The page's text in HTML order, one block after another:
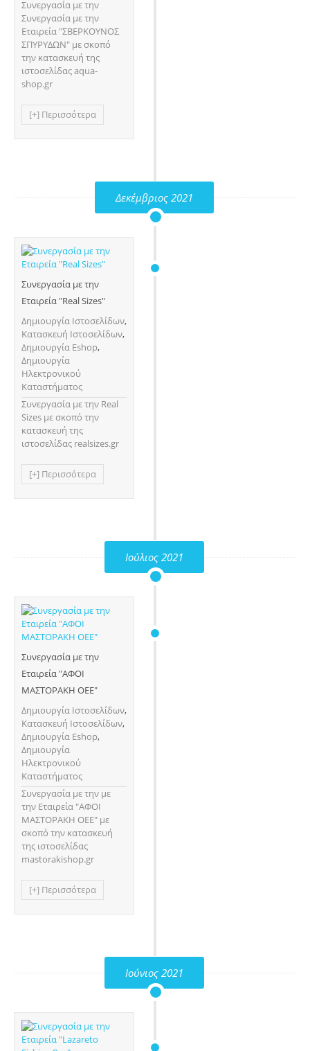
Συνεργασία με την
Συνεργασία με την
Εταιρεία "ΣΒΕΡΚΟΥΝΟΣ
ΣΠΥΡΥΔΩΝ" με σκοπό
την κατασκευή της
ιστοσελίδας aqua-
shop.gr
[+] Περισσότερα
Δεκέμβριος 2021
Συνεργασία με την
Εταιρεία "Real Sizes"
Δημιουργία Ιστοσελίδων,
Κατασκευή Ιστοσελίδων,
Δημιουργία Eshop,
Δημιουργία
Ηλεκτρονικού
Καταστήματος
Συνεργασία με την Real
Sizes με σκοπό την
κατασκευή της
ιστοσελίδας realsizes.gr
[+] Περισσότερα
Ιούλιος 2021
Συνεργασία με την
Εταιρεία "ΑΦΟΙ
ΜΑΣΤΟΡΑΚΗ ΟΕΕ"
Δημιουργία Ιστοσελίδων,
Κατασκευή Ιστοσελίδων,
Δημιουργία Eshop,
Δημιουργία
Ηλεκτρονικού
Καταστήματος
Συνεργασία με την με
την Εταιρεία "ΑΦΟΙ
ΜΑΣΤΟΡΑΚΗ ΟΕΕ" με
σκοπό την κατασκευή
της ιστοσελίδας
mastorakishop.gr
[+] Περισσότερα
Ιούνιος 2021